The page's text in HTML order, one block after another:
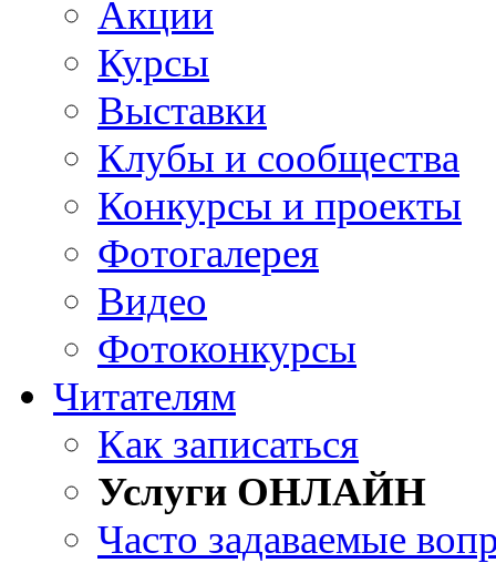
Акции
Курсы
Выставки
Клубы и сообщества
Конкурсы и проекты
Фотогалерея
Видео
Фотоконкурсы
Читателям
Как записаться
Услуги ОНЛАЙН
Часто задаваемые